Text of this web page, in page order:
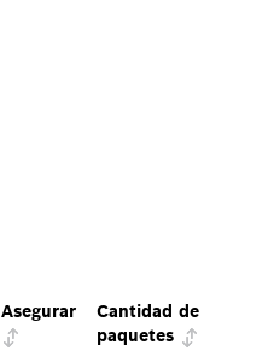
Asegurar
Cantidad de
paquetes